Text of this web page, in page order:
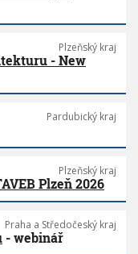
Plzeňský kraj
- New
Pardubický kraj
Plzeňský kraj
Plzeň 2026
Praha a Středočeský kraj
- webinář